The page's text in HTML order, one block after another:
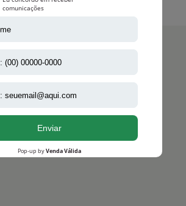
+AAZ PERFUMES
Instagram